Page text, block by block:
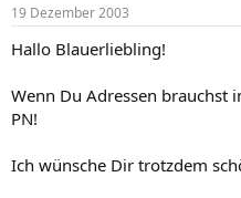
19 Dezember 2003
Hallo Blauerliebling!
Wenn Du Adressen brauchst
PN!
Ich wünsche Dir trotzdem